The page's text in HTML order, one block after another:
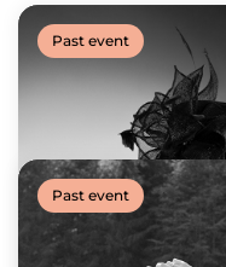
Past event
Past event